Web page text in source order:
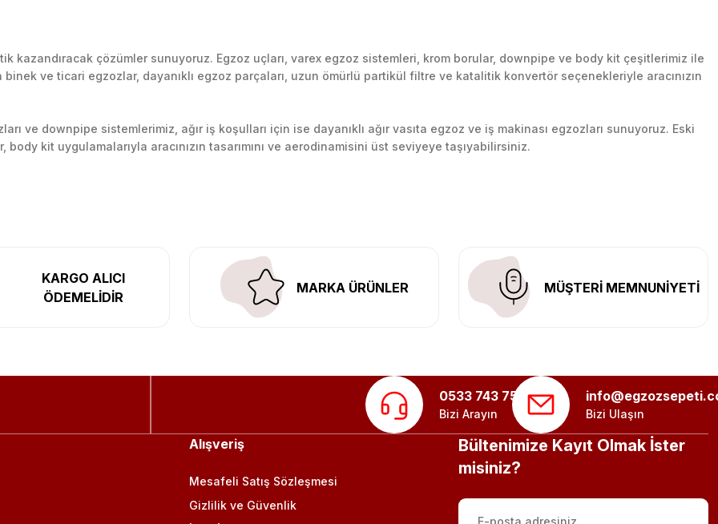
Yorum Yaz
kazandıracak çözümler sunuyoruz. Egzoz uçları, varex egzoz sistemleri, krom borular, downpipe ve body kit çeşitlerimiz ile
ve ticari egzozlar, dayanıklı egzoz parçaları, uzun ömürlü partikül filtre ve katalitik konvertör seçenekleriyle aracınızın
ve downpipe sistemlerimiz, ağır iş koşulları için ise dayanıklı ağır vasıta egzoz ve iş makinası egzozları sunuyoruz. Eski
kit uygulamalarıyla aracınızın tasarımını ve aerodinamisini üst seviyeye taşıyabilirsiniz.
KARGO ALICI
ÖDEMELİDİR
MARKA ÜRÜNLER MÜŞTERİ MEMNUNİYETİ
0533 743 75 56
Bizi Arayın Bizi Ulaşın
Alışveriş
Mesafeli Satış Sözleşmesi
Gizlilik ve Güvenlik
Bültenimize Kayıt Olmak İster
misiniz?